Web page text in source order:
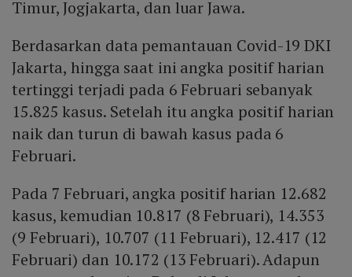
Timur, Jogjakarta, dan luar Jawa.
Berdasarkan data pemantauan Covid-19 DKI
Jakarta, hingga saat ini angka positif harian
tertinggi terjadi pada 6 Februari sebanyak
15.825 kasus. Setelah itu angka positif harian
naik dan turun di bawah kasus pada 6
Februari.
Pada 7 Februari, angka positif harian 12.682
kasus, kemudian 10.817 (8 Februari), 14.353
(9 Februari), 10.707 (11 Februari), 12.417 (12
Februari) dan 10.172 (13 Februari). Adapun